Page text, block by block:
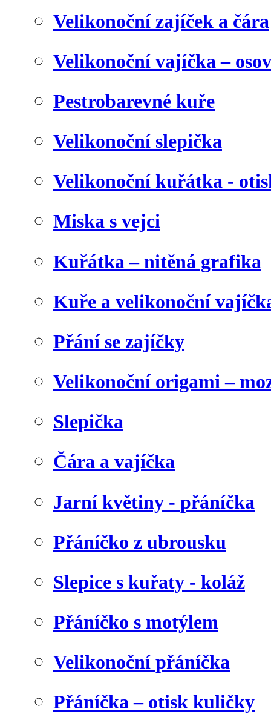
Velikonoční zajíček a čára
Velikonoční vajíčka –
Pestrobarevné kuře
Velikonoční slepička
Velikonoční kuřátka -
Miska s vejci
Kuřátka – nitěná grafika
Kuře a velikonoční
Přání se zajíčky
Velikonoční origami –
Slepička
Čára a vajíčka
Jarní květiny - přáníčka
Přáníčko z ubrousku
Slepice s kuřaty - koláž
Přáníčko s motýlem
Velikonoční přáníčka
Přáníčka – otisk kuličky